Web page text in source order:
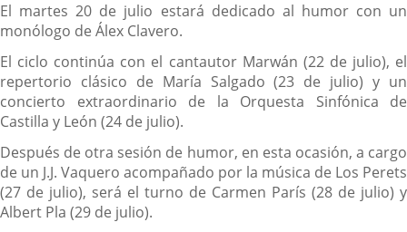
El martes 20 de julio estará dedicado al humor con un
monólogo de Álex Clavero.
El ciclo continúa con el cantautor Marwán (22 de julio), el
repertorio clásico de María Salgado (23 de julio) y un
concierto extraordinario de la Orquesta Sinfónica de
Castilla y León (24 de julio).
Después de otra sesión de humor, en esta ocasión, a cargo
de un J.J. Vaquero acompañado por la música de Los Perets
(27 de julio), será el turno de Carmen París (28 de julio) y
Albert Pla (29 de julio).